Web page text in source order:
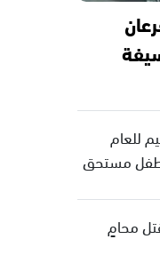
للعام
محامٍ